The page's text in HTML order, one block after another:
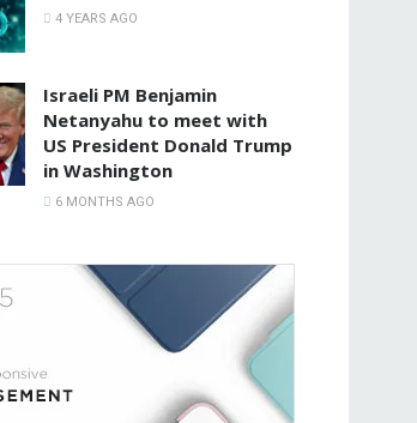
4 YEARS AGO
Israeli PM Benjamin
Netanyahu to meet with
US President Donald Trump
in Washington
6 MONTHS AGO